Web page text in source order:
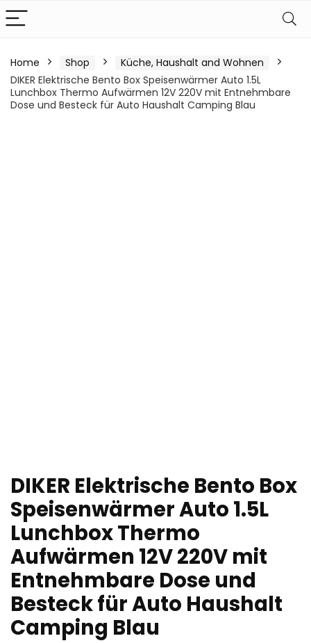
Home Shop
Küche, Haushalt and Wohnen
DIKER Elektrische Bento Box Speisenwärmer Auto 1.5L
Lunchbox Thermo Aufwärmen 12V 220V mit Entnehmbare
Dose und Besteck für Auto Haushalt Camping Blau
DIKER Elektrische Bento Box
Speisenwärmer Auto 1.5L
Lunchbox Thermo
Aufwärmen 12V 220V mit
Entnehmbare Dose und
Besteck für Auto Haushalt
Camping Blau